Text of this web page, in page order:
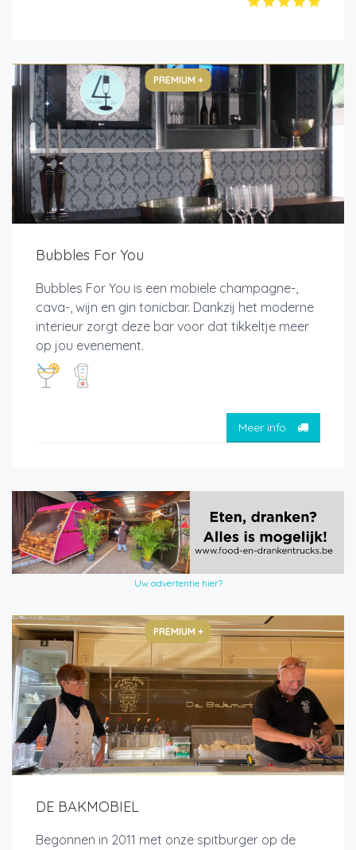
PREMIUM +
Bubbles For You
Bubbles For You is een mobiele champagne-,
cava-, wijn en gin tonicbar. Dankzij het moderne
interieur zorgt deze bar voor dat tikkeltje meer
op jou evenement.
Meer info
Uw advertentie hier?
PREMIUM +
DE BAKMOBIEL
Begonnen in 2011 met onze spitburger op de